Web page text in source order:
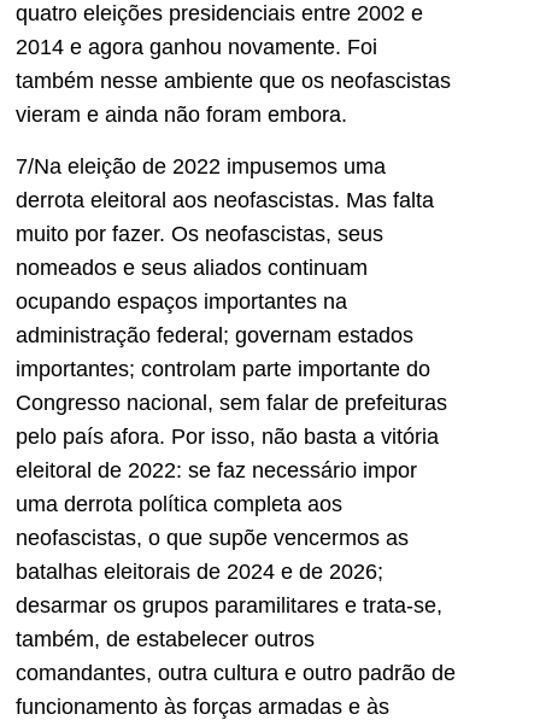
quatro eleições presidenciais entre 2002 e
2014 e agora ganhou novamente. Foi
também nesse ambiente que os neofascistas
vieram e ainda não foram embora.
7/Na eleição de 2022 impusemos uma
derrota eleitoral aos neofascistas. Mas falta
muito por fazer. Os neofascistas, seus
nomeados e seus aliados continuam
ocupando espaços importantes na
administração federal; governam estados
importantes; controlam parte importante do
Congresso nacional, sem falar de prefeituras
pelo país afora. Por isso, não basta a vitória
eleitoral de 2022: se faz necessário impor
uma derrota política completa aos
neofascistas, o que supõe vencermos as
batalhas eleitorais de 2024 e de 2026;
desarmar os grupos paramilitares e trata-se,
também, de estabelecer outros
comandantes, outra cultura e outro padrão de
funcionamento às forças armadas e às